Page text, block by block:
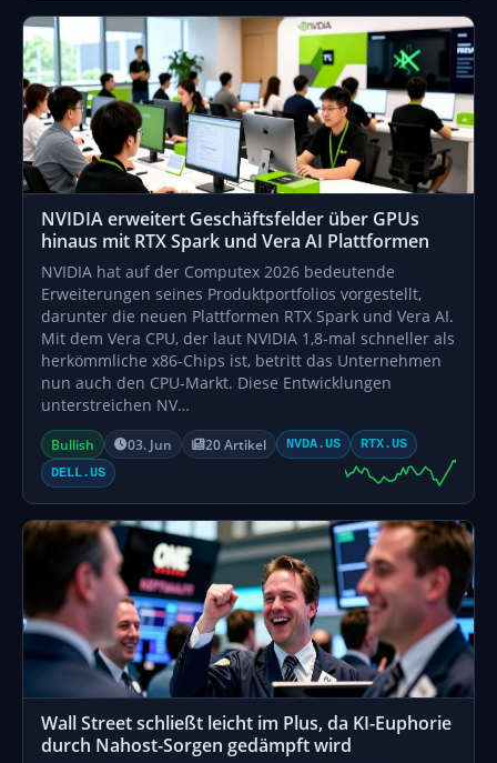
NVIDIA erweitert Geschäftsfelder über GPUs
hinaus mit RTX Spark und Vera AI Plattformen
NVIDIA hat auf der Computex 2026 bedeutende
Erweiterungen seines Produktportfolios vorgestellt,
darunter die neuen Plattformen RTX Spark und Vera AI.
Mit dem Vera CPU, der laut NVIDIA 1,8-mal schneller als
herkömmliche x86-Chips ist, betritt das Unternehmen
nun auch den CPU-Markt. Diese Entwicklungen
unterstreichen NV…
Bullish 03. Jun 20 Artikel NVDA.US
RTX.US
DELL.US
Wall Street schließt leicht im Plus, da KI-Euphorie
durch Nahost-Sorgen gedämpft wird